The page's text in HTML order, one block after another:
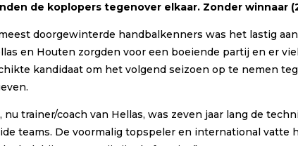
de koplopers tegenover elkaar. Zonder
doorgewinterde handbalkenners was het lastig
en Houten zorgden voor een boeiende partij en er
kandidaat om het volgend seizoen op te nemen
nu trainer/coach van Hellas, was zeven jaar lang de
teams. De voormalig topspeler en international